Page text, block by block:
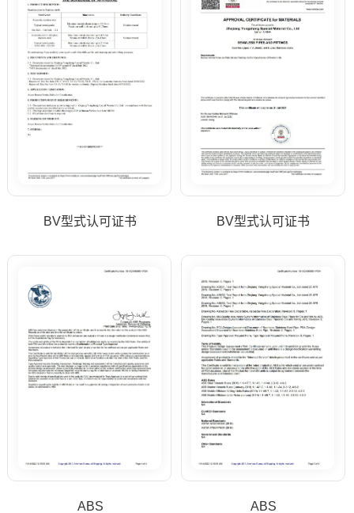
BV型式认可证书 BV型式认可证书
ABS ABS